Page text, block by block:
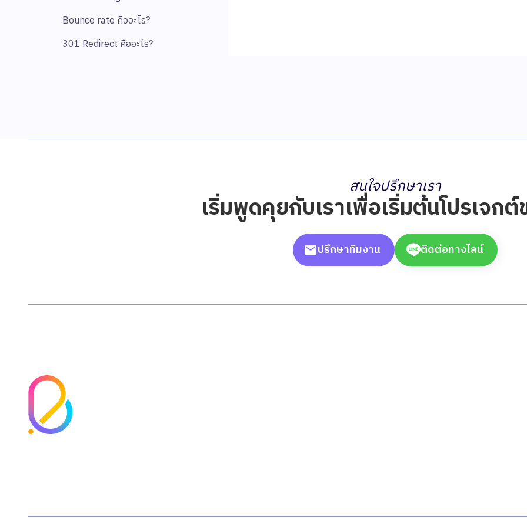
Bounce rate คืออะไร?
301 Redirect คืออะไร?
สนใจปรึกษาเรา
เริ่มพูดคุยกับเราเพื่อเริ่มต้นโปรเจก
ปรึกษาทีมงาน ติดต่อทางไลน์